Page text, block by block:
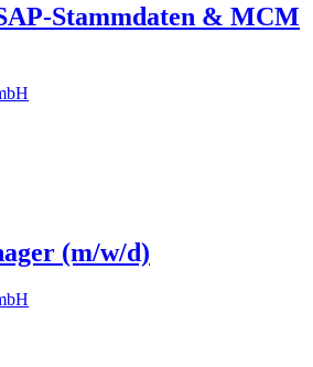
Stammdaten & MCM
(m/w/d)